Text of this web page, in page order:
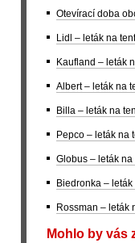
Otevírací doba
Lidl – leták na
Kaufland – leták
Albert – leták na
Billa – leták na
Pepco – leták na
Globus – leták na
Biedronka –
Rossman – leták
Mohlo by vás